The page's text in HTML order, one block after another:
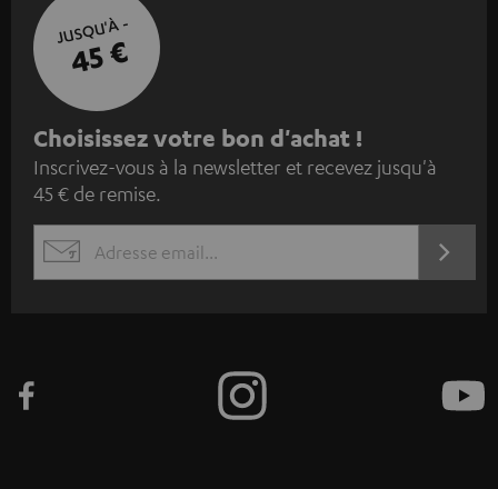
JUSQU'À -
45 €
I
n
s
c
r
z
Choisissez votre bon d'achat !
Inscrivez-vous à la newsletter et recevez jusqu'à
45 € de remise.
EMAIL